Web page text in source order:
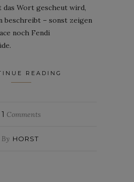
das Wort gescheut wird,
beschreibt – sonst zeigen
noch Fendi
READING
1 Comments
By HORST